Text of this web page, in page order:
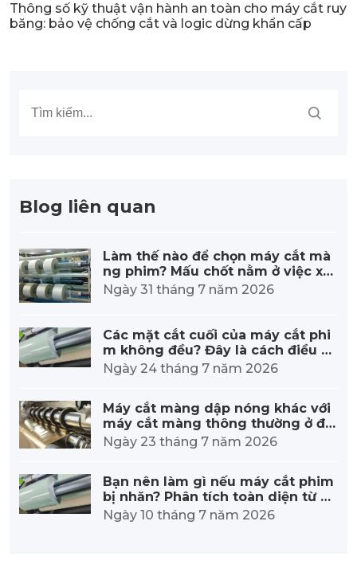
Thông số kỹ thuật vận hành an toàn cho máy cắt ruy
băng: bảo vệ chống cắt và logic dừng khẩn cấp
Blog liên quan
Làm thế nào để chọn máy cắt mà
ng phim? Mấu chốt nằm ở việc xe
m xét năm điểm sau:
Ngày 31 tháng 7 năm 2026
Các mặt cắt cuối của máy cắt phi
m không đều? Đây là cách điều ch
ỉnh độ căng khi cuộn lại phim.
Ngày 24 tháng 7 năm 2026
Máy cắt màng dập nóng khác với
máy cắt màng thông thường ở điể
m nào?
Ngày 23 tháng 7 năm 2026
Bạn nên làm gì nếu máy cắt phim
bị nhăn? Phân tích toàn diện từ n
guyên nhân gốc rễ đến các biện p
háp khắc phục.
Ngày 10 tháng 7 năm 2026